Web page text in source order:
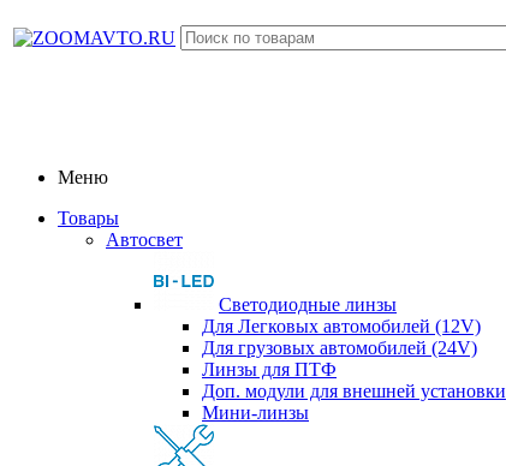
Меню
Товары
Автосвет
Светодиодные линзы
Для Легковых автомобилей (12V)
Для грузовых автомобилей (24V)
Линзы для ПТФ
Доп. модули для внешней установки
Мини-линзы